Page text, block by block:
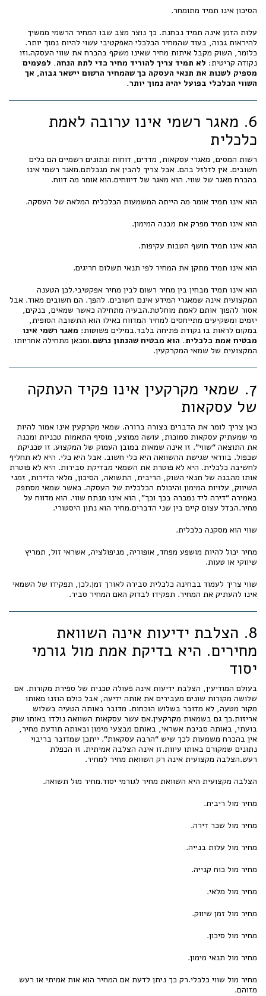
הסיכון אינו תמיד מתומחר.
עלות הזמן אינה תמיד נבחנת. כך נוצר מצב שבו המחיר הרשמי ממשיך
להיראות גבוה, בעוד שהמחיר הכלכלי האפקטיבי עשוי להיות נמוך יותר.
כלומר, השוק מקבל איתות מחיר שאינו משקף בהכרח את שווי העסקה.וזו
נקודה קריטית: לא תמיד צריך להוריד מחיר כדי לתת הנחה. לפעמים
מספיק לשנות את תנאי העסקה כך שהמחיר הרשום יישאר גבוה, אך
השווי הכלכלי בפועל יהיה נמוך יותר.
6. מאגר רשמי אינו ערובה לאמת
כלכלית
רשות המסים, מאגרי עסקאות, מדדים, דוחות ונתונים רשמיים הם כלים
חשובים. אין לזלזל בהם. אבל צריך להבין את מגבלתם.מאגר רשמי אינו
בהכרח מאגר של שווי. הוא מאגר של דיווחים.הוא אומר מה דווח.
הוא אינו תמיד אומר מה הייתה המשמעות הכלכלית המלאה של העסקה.
הוא אינו תמיד מפרק את מבנה המימון.
הוא אינו תמיד חושף הטבות עקיפות.
הוא אינו תמיד מתקן את המחיר לפי תנאי תשלום חריגים.
הוא אינו תמיד מבחין בין מחיר רשום לבין מחיר אפקטיבי.לכן הטענה
המקצועית אינה שמאגרי המידע אינם חשובים. להפך. הם חשובים מאוד. אבל
אסור להפוך אותם לאמת מוחלטת.הבעיה מתחילה כאשר שמאים, בנקים,
יזמים ומשקיעים מתייחסים למחיר המדווח כאילו הוא התשובה הסופית,
במקום לראות בו נקודת פתיחה בלבד.במילים פשוטות: מאגר רשמי אינו
מבטיח אמת כלכלית. הוא מבטיח שהנתון נרשם.ומכאן מתחילה אחריותו
המקצועית של שמאי המקרקעין.
7. שמאי מקרקעין אינו פקיד העתקה
של עסקאות
כאן צריך לומר את הדברים בצורה ברורה. שמאי מקרקעין אינו אמור להיות
מי שמעתיק עסקאות סמוכות, עושה ממוצע, מוסיף התאמות טכניות ומכנה
את התוצאה “שווי”. זו אינה שמאות במובן העמוק של המקצוע. זו טכניקת
שכפול. בוודאי שגישת ההשוואה היא כלי חשוב. אבל היא כלי. היא לא תחליף
לחשיבה כלכלית. היא לא פוטרת את השמאי מבדיקת סבירות. היא לא פוטרת
אותו מהבנה של תנאי השוק, הריבית, התשואה, הסיכון, מלאי הדירות, זמני
השיווק, עלויות המימון והיכולת הכלכלית של העסקה. כאשר שמאי מסתפק
באמירה “דירה ליד נמכרה בכך וכך”, הוא אינו מנתח שווי. הוא מדווח על
מחיר.הבדל עצום קיים בין שני הדברים.מחיר הוא נתון היסטורי.
שווי הוא מסקנה כלכלית.
מחיר יכול להיות מושפע מפחד, אופוריה, מניפולציה, אשראי זול, תמריץ
שיווקי או טעות.
שווי צריך לעמוד בבחינה כלכלית סבירה לאורך זמן.לכן, תפקידו של השמאי
אינו להעתיק את המחיר. תפקידו לבדוק האם המחיר סביר.
8. הצלבת ידיעות אינה השוואת
מחירים. היא בדיקת אמת מול גורמי
יסוד
בעולם המודיעין, הצלבת ידיעות אינה פעולה טכנית של ספירת מקורות. אם
שלושה מקורות שונים מעבירים את אותה ידיעה, אבל כולם הוזנו מאותו
מקור מטעה, לא מדובר בשלוש הוכחות. מדובר באותה הטעיה בשלוש
אריזות.כך גם בשמאות מקרקעין.אם עשר עסקאות השוואה נולדו באותו שוק
בועתי, באותה סביבת אשראי, באותם מבצעי מימון ובאותה תודעת מחיר,
אין בהכרח משמעות לכך שיש “הרבה עסקאות”. ייתכן שמדובר בריבוי
נתונים שמקורם באותו עיוות.זו אינה הצלבה אמיתית. זו הכפלת
רעש.הצלבה מקצועית אינה רק השוואת מחיר למחיר.
הצלבה מקצועית היא השוואת מחיר לגורמי יסוד.מחיר מול תשואה.
מחיר מול ריבית.
מחיר מול שכר דירה.
מחיר מול עלות בנייה.
מחיר מול כוח קנייה.
מחיר מול מלאי.
מחיר מול זמן שיווק.
מחיר מול סיכון.
מחיר מול תנאי מימון.
מחיר מול שווי כלכלי.רק כך ניתן לדעת אם המחיר הוא אות אמיתי או רעש
מזוהם.